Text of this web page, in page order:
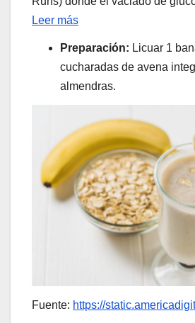
Leer más
Preparación: Licuar 1
cucharadas de avena
almendras.
Fuente: https://